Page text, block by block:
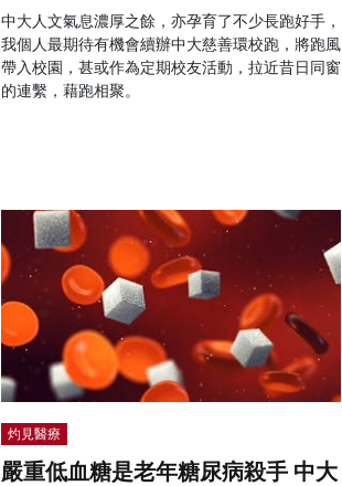
中大人文氣息濃厚之餘，亦孕育了不少長跑好手，
我個人最期待有機會續辦中大慈善環校跑，將跑風
帶入校園，甚或作為定期校友活動，拉近昔日同窗
的連繫，藉跑相聚。
灼見醫療
嚴重低血糖是老年糖尿病殺手 中大